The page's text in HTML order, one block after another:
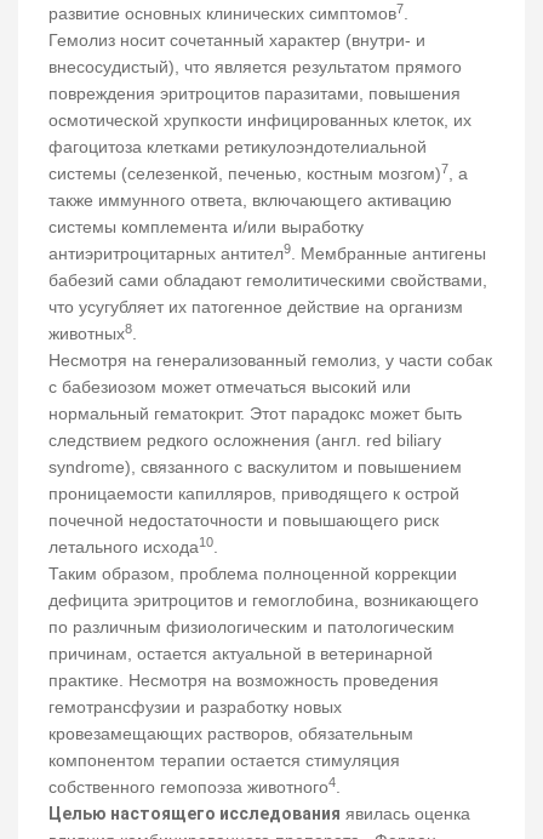
развитие основных клинических симптомов7.
Гемолиз носит сочетанный характер (внутри- и
внесосудистый), что является результатом прямого
повреждения эритроцитов паразитами, повышения
осмотической хрупкости инфицированных клеток, их
фагоцитоза клетками ретикулоэндотелиальной
системы (селезенкой, печенью, костным мозгом)7, а
также иммунного ответа, включающего активацию
системы комплемента и/или выработку
антиэритроцитарных антител9. Мембранные антигены
бабезий сами обладают гемолитическими свойствами,
что усугубляет их патогенное действие на организм
животных8.
Несмотря на генерализованный гемолиз, у части собак
с бабезиозом может отмечаться высокий или
нормальный гематокрит. Этот парадокс может быть
следствием редкого осложнения (англ. red biliary
syndrome), связанного с васкулитом и повышением
проницаемости капилляров, приводящего к острой
почечной недостаточности и повышающего риск
летального исхода10.
Таким образом, проблема полноценной коррекции
дефицита эритроцитов и гемоглобина, возникающего
по различным физиологическим и патологическим
причинам, остается актуальной в ветеринарной
практике. Несмотря на возможность проведения
гемотрансфузии и разработку новых
кровезамещающих растворов, обязательным
компонентом терапии остается стимуляция
собственного гемопоэза животного4.
Целью настоящего исследования явилась оценка